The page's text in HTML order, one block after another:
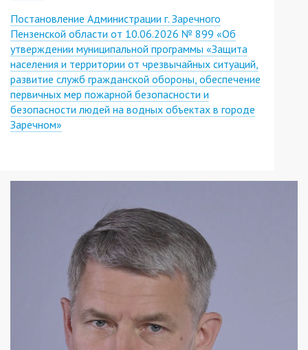
Постановление Администрации г. Заречного
Пензенской области от 10.06.2026 № 899 «Об
утверждении муниципальной программы «Защита
населения и территории от чрезвычайных ситуаций,
развитие служб гражданской обороны, обеспечение
первичных мер пожарной безопасности и
безопасности людей на водных объектах в городе
Заречном»